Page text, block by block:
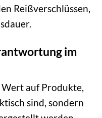
Reißverschlüssen,
im
auf Produkte,
sind, sondern